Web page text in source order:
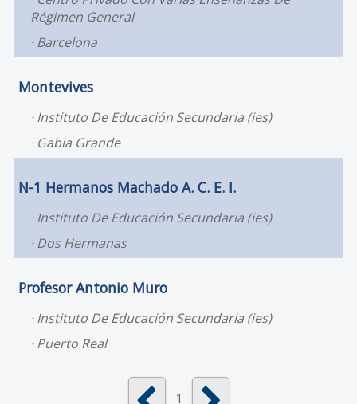
Régimen General
Barcelona
Montevives
Instituto De Educación Secundaria (ies)
Gabia Grande
N-1 Hermanos Machado A. C. E. I.
Instituto De Educación Secundaria (ies)
Dos Hermanas
Profesor Antonio Muro
Instituto De Educación Secundaria (ies)
Puerto Real
1